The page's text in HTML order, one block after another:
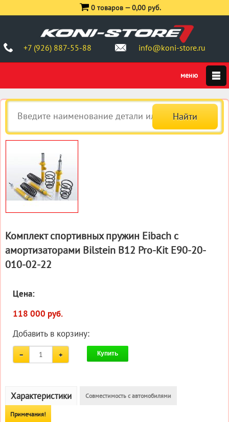
+7 (926) 887-55-88 info@koni-store.ru
0 товаров —0,00 руб.
Комплект спортивных пружин Eibach с
амортизаторами Bilstein B12 Pro-Kit E90-20-
010-02-22
Цена:
118 000 руб.
Добавить в корзину:
Купить
Характеристики Совместимость с автомобилями
Примечания!